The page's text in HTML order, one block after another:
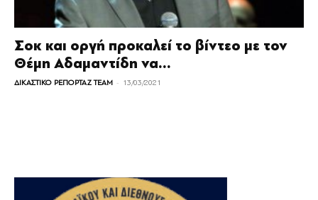
Σοκ και οργή προκαλεί το βίντεο με τον
Θέμη Αδαμαντίδη να...
ΔΙΚΑΣΤΙΚΟ ΡΕΠΟΡΤΑΖ TEAM - 13/03/2021